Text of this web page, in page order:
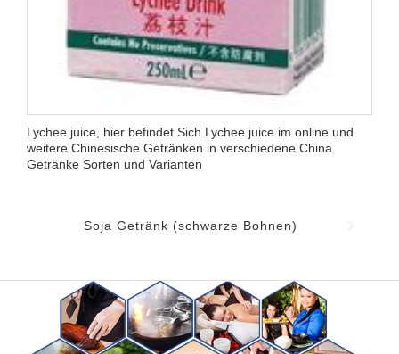
Lychee juice, hier befindet Sich Lychee juice im online und
weitere Chinesische Getränken in verschiedene China
Getränke Sorten und Varianten
Soja Getränk (schwarze Bohnen)